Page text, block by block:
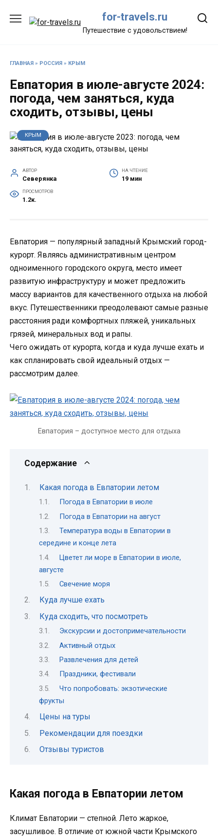
содержанию
for-travels.ru
Путешествие с удовольствием!
ГЛАВНАЯ » РОССИЯ » КРЫМ
Евпатория в июле-августе 2024:
погода, чем заняться, куда
сходить, отзывы, цены
КРЫМ
АВТОР
Северянка
НА ЧТЕНИЕ
19 мин
ПРОСМОТРОВ
1.2к.
Евпатория — популярный западный Крымский город-
курорт. Являясь административным центром
одноименного городского округа, место имеет
развитую инфраструктуру и может предложить
массу вариантов для качественного отдыха на любой
вкус. Путешественники преодолевают самые разные
расстояния ради комфортных пляжей, уникальных
грязей, минеральных вод и рапы.
Чего ожидать от курорта, когда и куда лучше ехать и
как спланировать свой идеальный отдых —
рассмотрим далее.
Евпатория – доступное место для отдыха
Содержание
Какая погода в Евпатории летом
Погода в Евпатории в июле
Погода в Евпатории на август
Температура воды в Евпатории в
середине и конце лета
Цветет ли море в Евпатории в июле,
августе
Свечение моря
Куда лучше ехать
Куда сходить, что посмотреть
Экскурсии и достопримечательности
Активный отдых
Развлечения для детей
Праздники, фестивали
Что попробовать: экзотические
фрукты
Цены на туры
Рекомендации для поездки
Отзывы туристов
Какая погода в Евпатории летом
Климат Евпатории — степной. Лето жаркое,
засушливое. В отличие от южной части Крымского